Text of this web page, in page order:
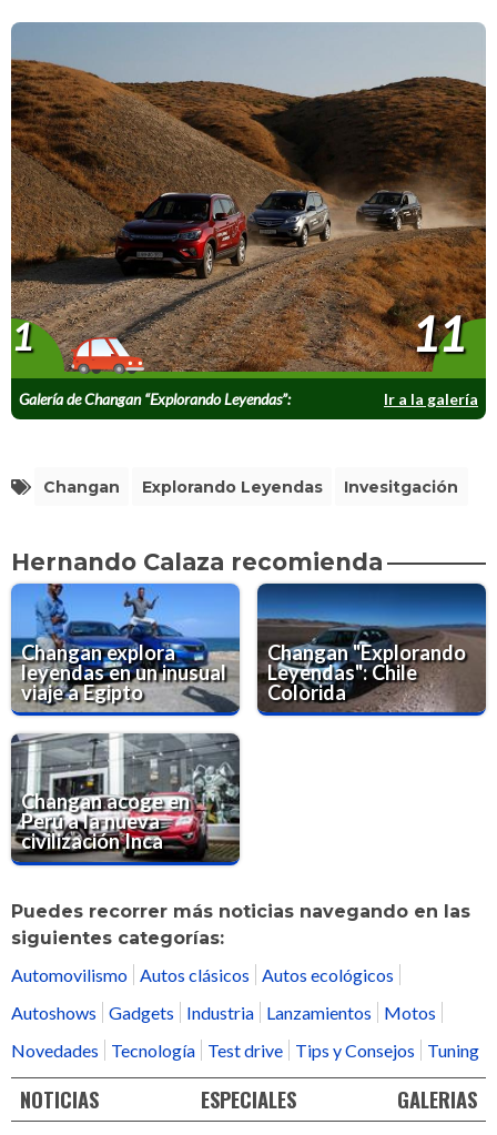
Galería de Changan “Explorando Leyendas”:
Azerbaiyán
Ir a la galería
1 11
Changan Explorando Leyendas Invesitgación
Hernando Calaza recomienda
Changan explora
leyendas en un inusual
viaje a Egipto
Changan "Explorando
Leyendas": Chile
Colorida
Changan acoge en
Perú a la nueva
civilización Inca
Puedes recorrer más noticias navegando en las
siguientes categorías:
Automovilismo
Autos clásicos
Autos ecológicos
Autoshows
Gadgets Industria Lanzamientos
Motos
Novedades
Tecnología Test drive Tips y Consejos Tuning
NOTICIAS ESPECIALES GALERIAS